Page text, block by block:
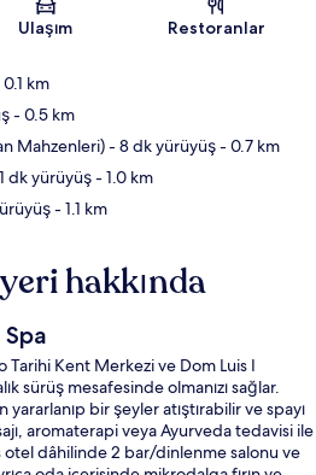
Harita
Ulaşım Restoranlar
km
- 0.5 km
Mahzenleri)- 8 dk yürüyüş- 0.7 km
dk yürüyüş- 1.0 km
- 1.1 km
hakkında
Kent Merkezi ve Dom Luis I
sürüş mesafesinde olmanızı sağlar.
bir şeyler atıştırabilir ve spayı
aromaterapi veya Ayurveda tedavisi ile
otel dâhilinde 2 bar/dinlenme salonu ve